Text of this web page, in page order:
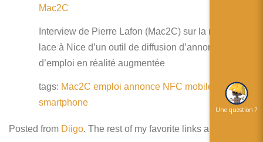
Mac2C
Interview de Pierre Lafon (Mac2C) sur la mise en
lace à Nice d’un outil de diffusion d’annonce
d’emploi en réalité augmentée
tags: Mac2C emploi annonce NFC mobile
smartphone
Posted from Diigo. The rest of my favorite links are
Une question ?